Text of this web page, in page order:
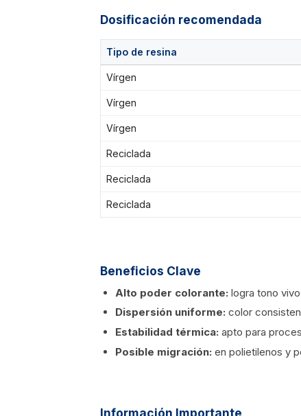
Dosificación recomendada
Tipo de resina
Vírgen
Vírgen
Vírgen
Reciclada
Reciclada
Reciclada
Beneficios Clave
Alto poder colorante: logra tono
Dispersión uniforme: color
Estabilidad térmica: apto para
Posible migración: en polietilenos y